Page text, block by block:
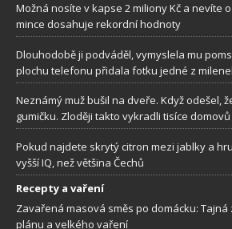
Možná nosíte v kapse 2 miliony Kč a nevíte
mince dosahuje rekordní hodnoty
Dlouhodobě ji podváděl, vymyslela mu
plochu telefonu přidala fotku jedné z
Neznámý muž bušil na dveře. Když odešel,
gumičku. Zloději takto vykradli tisíce domovů
Pokud najdete skrytý citron mezi jablky a
vyšší IQ, než většina Čechů
Recepty a vaření
Zavařená masová směs po domácku:
plánu a velkého vaření